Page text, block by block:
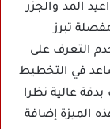
المد والجزر
تبرز
التعرف على
في التخطيط
عالية نظرا
الميزة إضافة